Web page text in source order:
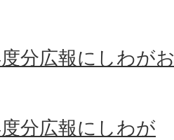
分広報にしわが
分広報にしわが